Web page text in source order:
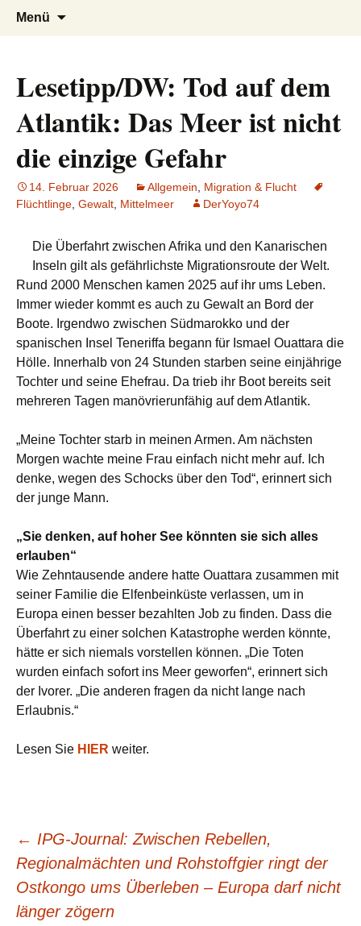
AFRICA live
Seit 1998: Aktuelles aus und mit Bezug
zu Afrika
Menü
Lesetipp/DW: Tod auf dem
Atlantik: Das Meer ist nicht
die einzige Gefahr
14. Februar 2026 Allgemein
Migration & Flucht
Flüchtlinge Gewalt Mittelmeer DerYoyo74
Die Überfahrt zwischen Afrika und den Kanarischen
Inseln gilt als gefährlichste Migrationsroute der Welt.
Rund 2000 Menschen kamen 2025 auf ihr ums Leben.
Immer wieder kommt es auch zu Gewalt an Bord der
Boote. Irgendwo zwischen Südmarokko und der
spanischen Insel Teneriffa begann für Ismael Ouattara die
Hölle. Innerhalb von 24 Stunden starben seine einjährige
Tochter und seine Ehefrau. Da trieb ihr Boot bereits seit
mehreren Tagen manövrierunfähig auf dem Atlantik.
„Meine Tochter starb in meinen Armen. Am nächsten
Morgen wachte meine Frau einfach nicht mehr auf. Ich
denke, wegen des Schocks über den Tod“, erinnert sich
der junge Mann.
„Sie denken, auf hoher See könnten sie sich alles
erlauben“
Wie Zehntausende andere hatte Ouattara zusammen mit
seiner Familie die Elfenbeinküste verlassen, um in
Europa einen besser bezahlten Job zu finden. Dass die
Überfahrt zu einer solchen Katastrophe werden könnte,
hätte er sich niemals vorstellen können. „Die Toten
wurden einfach sofort ins Meer geworfen“, erinnert sich
der Ivorer. „Die anderen fragen da nicht lange nach
Erlaubnis.“
Lesen Sie HIER weiter.
Beitragsnavigation
← IPG-Journal: Zwischen Rebellen,
Regionalmächten und Rohstoffgier ringt der
Ostkongo ums Überleben – Europa darf nicht
länger zögern